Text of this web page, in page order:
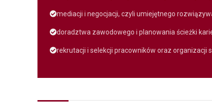
mediacji i negocjacji, czyli umiejętnego
doradztwa zawodowego i planowania ścieżki
rekrutacji i selekcji pracowników oraz organizacji